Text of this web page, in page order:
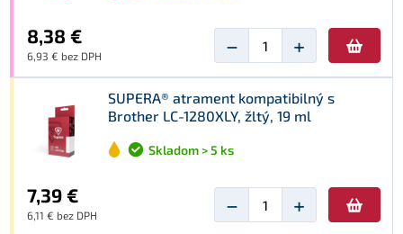
8,38 €
6,93 € bez DPH − +
SUPERA® atrament kompatibilný s
Brother LC-1280XLY, žltý, 19 ml
Skladom > 5 ks
7,39 €
6,11 € bez DPH − +